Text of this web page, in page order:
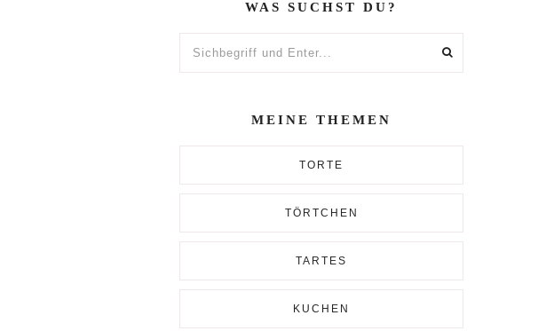
WAS SUCHST DU?
MEINE THEMEN
TORTE
TÖRTCHEN
TARTES
KUCHEN